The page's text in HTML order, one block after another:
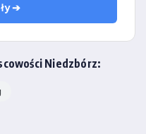
➔
Niedzbórz: